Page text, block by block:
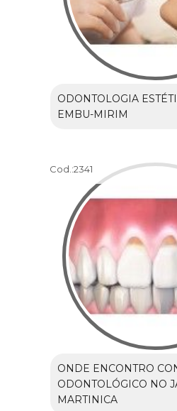
ODONTOLOGIA
EMBU-MIRIM
Cod.:2341
ONDE ENCONTRO
ODONTOLÓGICO NO
MARTINICA